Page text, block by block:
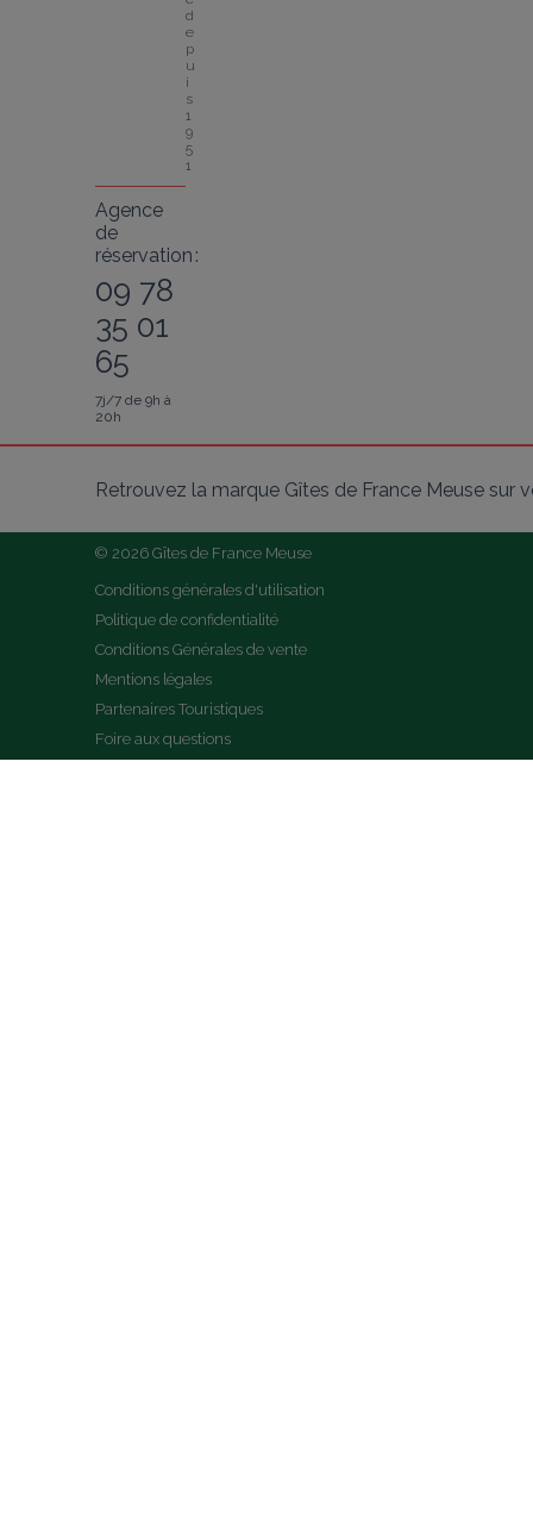
d
e
p
u
i
s
1
9
5
1
Agence
de
réservation :
09 78
35 01
65
7j/7 de 9h à
20h
Retrouvez la marque Gîtes de France Meuse sur
© 2026 Gîtes de France Meuse
Conditions générales d'utilisation
Politique de confidentialité
Conditions Générales de vente
Mentions légales
Partenaires Touristiques
Foire aux questions